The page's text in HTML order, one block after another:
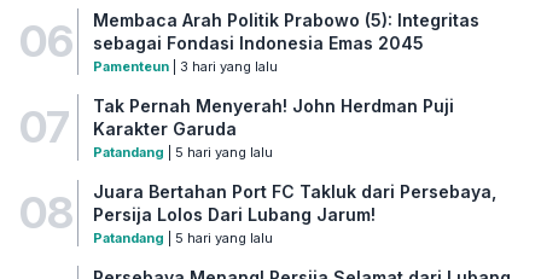
06
Membaca Arah Politik Prabowo (5): Integritas
sebagai Fondasi Indonesia Emas 2045
Pamenteun| 3 hari yang lalu
07
Tak Pernah Menyerah! John Herdman Puji
Karakter Garuda
Patandang | 5 hari yang lalu
08
Juara Bertahan Port FC Takluk dari Persebaya,
Persija Lolos Dari Lubang Jarum!
Patandang | 5 hari yang lalu